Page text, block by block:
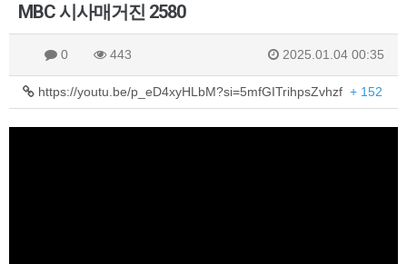
MBC 시사매거진 2580
0 443 2025.01.04 00:35
https://youtu.be/p_eD4xyHLbM?si=5mfGITrihpsZvhzf + 152